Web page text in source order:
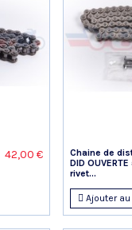
42,00 €
Chaine de
DID
rivet...
Ajouter